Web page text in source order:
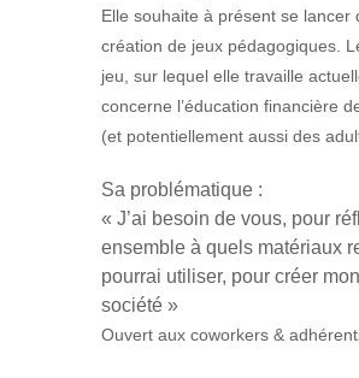
Elle souhaite à présent se lancer
création de jeux pédagogiques.
jeu, sur lequel elle travaille
concerne l’éducation financière
(et potentiellement aussi des
Sa problématique :
« J’ai besoin de vous, pour
ensemble à quels matériaux
pourrai utiliser, pour créer
société »
Ouvert aux coworkers &